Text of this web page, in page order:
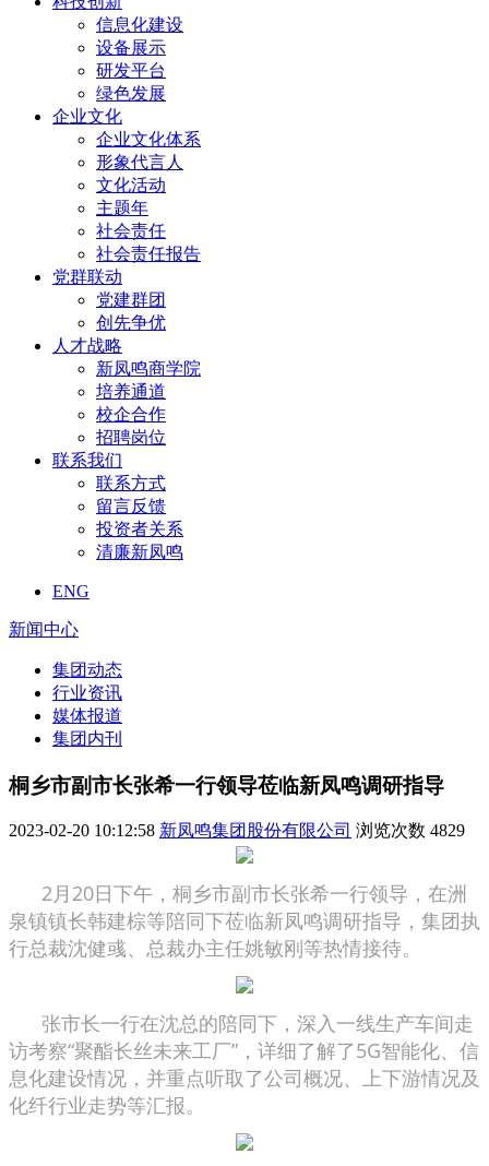
信息化建设
设备展示
研发平台
绿色发展
企业文化
企业文化体系
形象代言人
文化活动
主题年
社会责任
社会责任报告
党群联动
党建群团
创先争优
人才战略
新凤鸣商学院
培养通道
校企合作
招聘岗位
联系我们
联系方式
留言反馈
投资者关系
清廉新凤鸣
ENG
新闻中心
集团动态
行业资讯
媒体报道
集团内刊
桐乡市副市长张希一行领导莅临新凤鸣调研指导
2023-02-20 10:12:58 新凤鸣集团股份有限公司 浏览次数 4829
2月20日下午，桐乡市副市长张希一行领导，在洲
泉镇镇长韩建棕等陪同下莅临新凤鸣调研指导，集团执
行总裁沈健彧、总裁办主任姚敏刚等热情接待。
张市长一行在沈总的陪同下，深入一线生产车间走
访考察“聚酯长丝未来工厂”，详细了解了5G智能化、信
息化建设情况，并重点听取了公司概况、上下游情况及
化纤行业走势等汇报。